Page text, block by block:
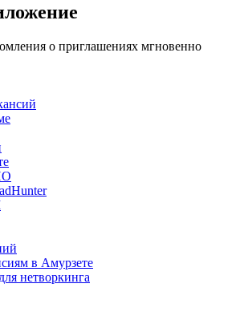
о приглашениях мгновенно
в Амурзете
нетворкинга